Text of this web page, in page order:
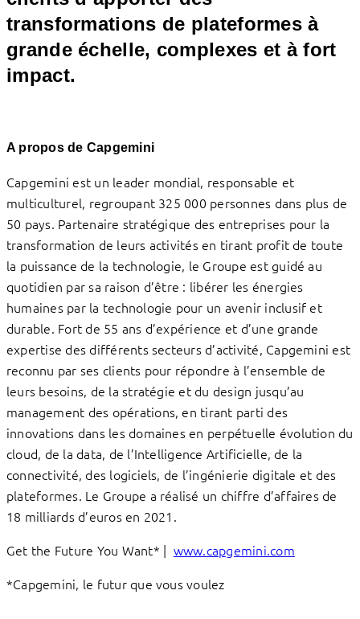
transformations de plateformes à
grande échelle, complexes et à fort
impact.
A propos de Capgemini
Capgemini est un leader mondial, responsable et
multiculturel, regroupant 325 000 personnes dans plus de
50 pays. Partenaire stratégique des entreprises pour la
transformation de leurs activités en tirant profit de toute
la puissance de la technologie, le Groupe est guidé au
quotidien par sa raison d’être : libérer les énergies
humaines par la technologie pour un avenir inclusif et
durable. Fort de 55 ans d’expérience et d’une grande
expertise des différents secteurs d’activité, Capgemini est
reconnu par ses clients pour répondre à l’ensemble de
leurs besoins, de la stratégie et du design jusqu’au
management des opérations, en tirant parti des
innovations dans les domaines en perpétuelle évolution du
cloud, de la data, de l’Intelligence Artificielle, de la
connectivité, des logiciels, de l’ingénierie digitale et des
plateformes. Le Groupe a réalisé un chiffre d’affaires de
18 milliards d’euros en 2021.
Get the Future You Want* | www.capgemini.com
*Capgemini, le futur que vous voulez